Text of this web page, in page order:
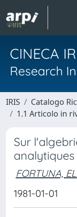
CINECA
Research
IRIS Catalogo
1.1 Articolo in
Sur
FORTUNA,
1981-01-01